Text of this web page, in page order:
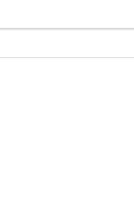
pour avoir
- EI - Agent